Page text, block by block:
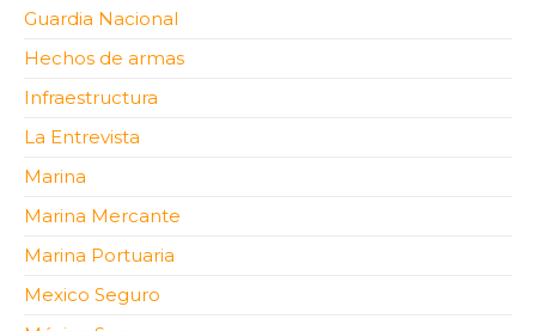
Guardia Nacional
Hechos de armas
Infraestructura
La Entrevista
Marina
Marina Mercante
Marina Portuaria
Mexico Seguro